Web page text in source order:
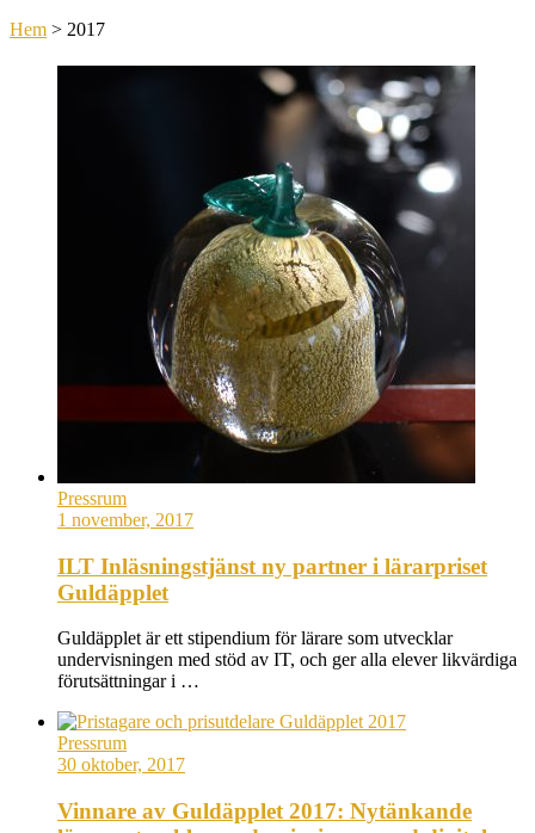
Hem > 2017
Pressrum
1 november, 2017
ILT Inläsningstjänst ny partner i lärarpriset
Guldäpplet
Guldäpplet är ett stipendium för lärare som utvecklar
undervisningen med stöd av IT, och ger alla elever likvärdiga
förutsättningar i …
Pressrum
30 oktober, 2017
Vinnare av Guldäpplet 2017: Nytänkande